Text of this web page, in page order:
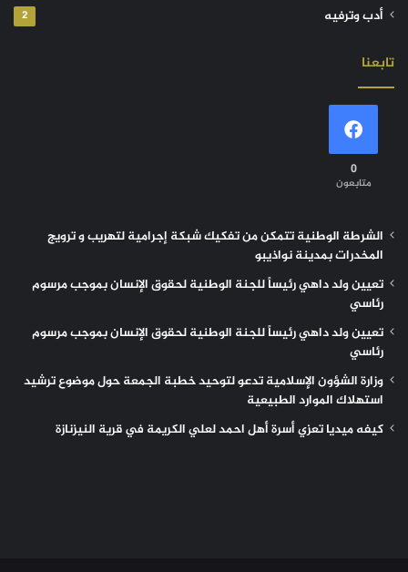
أدب وترفيه 2
تابعنا
0
متابعون
الشرطة الوطنية تتمكن من تفكيك شبكة إجرامية لتهريب و ترويج
المخدرات بمدينة نواذيبو
تعيين ولد داهي رئيساً للجنة الوطنية لحقوق الإنسان بموجب مرسوم
رئاسي
تعيين ولد داهي رئيساً للجنة الوطنية لحقوق الإنسان بموجب مرسوم
رئاسي
وزارة الشؤون الإسلامية تدعو لتوحيد خطبة الجمعة حول موضوع ترشيد
استهلاك الموارد الطبيعية
كيفه ميديا تعزي أسرة أهل احمد لعلي الكريمة في قرية النيزنازة